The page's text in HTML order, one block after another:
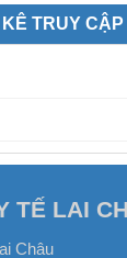
TRUY CẬP
TẾ LAI
Châu